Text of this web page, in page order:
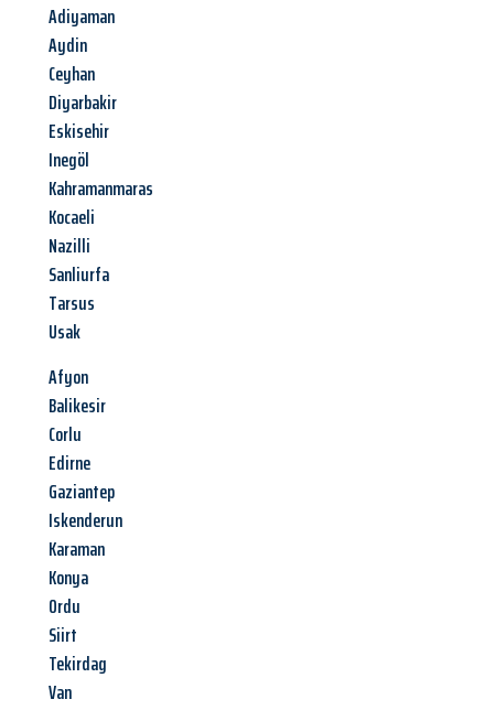
Adiyaman
Aydin
Ceyhan
Diyarbakir
Eskisehir
Inegöl
Kahramanmaras
Kocaeli
Nazilli
Sanliurfa
Tarsus
Usak
Afyon
Balikesir
Corlu
Edirne
Gaziantep
Iskenderun
Karaman
Konya
Ordu
Siirt
Tekirdag
Van